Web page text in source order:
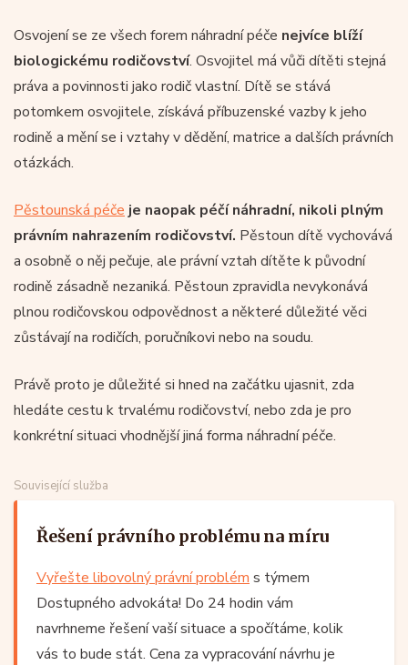
Osvojení se ze všech forem náhradní péče nejvíce blíží
biologickému rodičovství. Osvojitel má vůči dítěti stejná
práva a povinnosti jako rodič vlastní. Dítě se stává
potomkem osvojitele, získává příbuzenské vazby k jeho
rodině a mění se i vztahy v dědění, matrice a dalších právních
otázkách.
Pěstounská péče je naopak péčí náhradní, nikoli plným
právním nahrazením rodičovství. Pěstoun dítě vychovává
a osobně o něj pečuje, ale právní vztah dítěte k původní
rodině zásadně nezaniká. Pěstoun zpravidla nevykonává
plnou rodičovskou odpovědnost a některé důležité věci
zůstávají na rodičích, poručníkovi nebo na soudu.
Právě proto je důležité si hned na začátku ujasnit, zda
hledáte cestu k trvalému rodičovství, nebo zda je pro
konkrétní situaci vhodnější jiná forma náhradní péče.
Související služba
Řešení právního problému na míru
Vyřešte libovolný právní problém s týmem
Dostupného advokáta! Do 24 hodin vám
navrhneme řešení vaší situace a spočítáme, kolik
vás to bude stát. Cena za vypracování návrhu je